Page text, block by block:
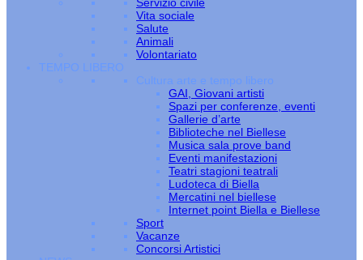
Vita sociale
Salute
Animali
Volontariato
TEMPO LIBERO
Cultura arte e tempo libero
GAI, Giovani artisti
Spazi per conferenze, eventi
Gallerie d’arte
Biblioteche nel Biellese
Musica sala prove band
Eventi manifestazioni
Teatri stagioni teatrali
Ludoteca di Biella
Mercatini nel biellese
Internet point Biella e Biellese
Sport
Vacanze
Concorsi Artistici